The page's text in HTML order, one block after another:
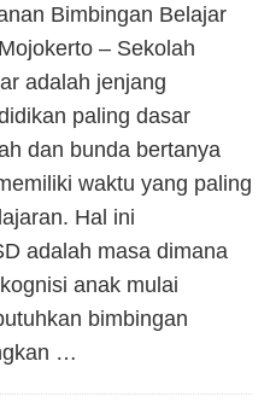
Bimbingan Belajar
– Sekolah
adalah jenjang
paling dasar
dan bunda bertanya
waktu yang paling
Hal ini
adalah masa dimana
anak mulai
bimbingan
…